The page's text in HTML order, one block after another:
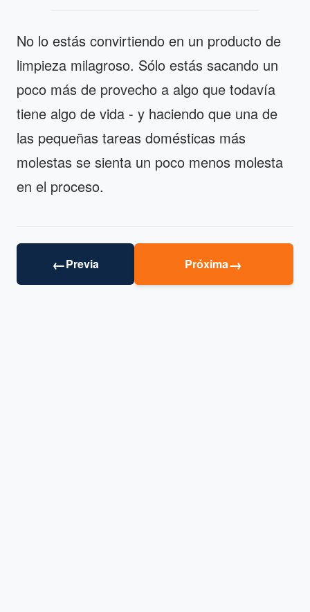
No lo estás convirtiendo en un producto de
limpieza milagroso. Sólo estás sacando un
poco más de provecho a algo que todavía
tiene algo de vida - y haciendo que una de
las pequeñas tareas domésticas más
molestas se sienta un poco menos molesta
en el proceso.
←Previa Próxima→